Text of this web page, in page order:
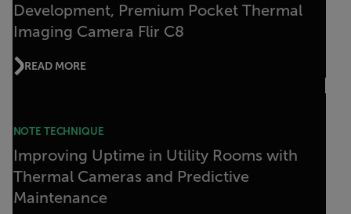
Development, Premium Pocket Thermal
Imaging Camera Flir C8
READ MORE
NOTE TECHNIQUE
Improving Uptime in Utility Rooms with
Thermal Cameras and Predictive
Maintenance